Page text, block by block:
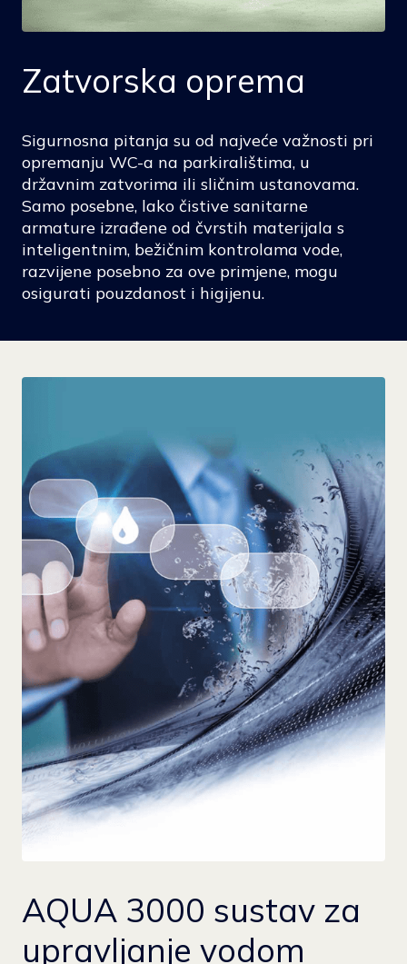
Zatvorska oprema
Sigurnosna pitanja su od najveće važnosti pri
opremanju WC-a na parkiralištima, u
državnim zatvorima ili sličnim ustanovama.
Samo posebne, lako čistive sanitarne
armature izrađene od čvrstih materijala s
inteligentnim, bežičnim kontrolama vode,
razvijene posebno za ove primjene, mogu
osigurati pouzdanost i higijenu.
AQUA 3000 sustav za
upravljanje vodom